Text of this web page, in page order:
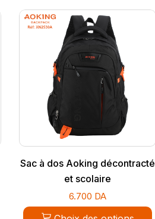
Sac à dos Aoking décontracté
et scolaire
6.700 DA